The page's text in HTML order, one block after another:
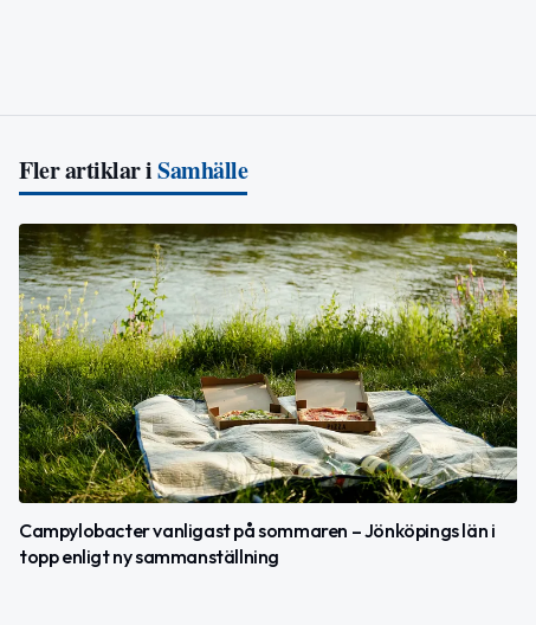
Fler artiklar iSamhälle
Campylobacter vanligast på sommaren – Jönköpings län i
topp enligt ny sammanställning